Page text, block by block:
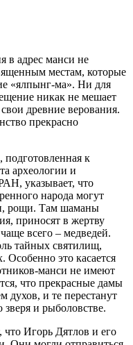
в адрес манси не
местам, которые
«ялпынг-ма». Ни для
никак не мешает
древние верования.
прекрасно
к
археологии и
указывает, что
народа могут
рощи. Там шаманы
приносят в жертву
всего – медведей.
тайных святилищ,
Особенно это касается
манси не имеют
что прекрасные дамы
духов, и те перестанут
и рыболовстве.
что Игорь Дятлов и его